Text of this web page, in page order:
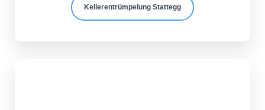
Kellerentrümpelung Stattegg